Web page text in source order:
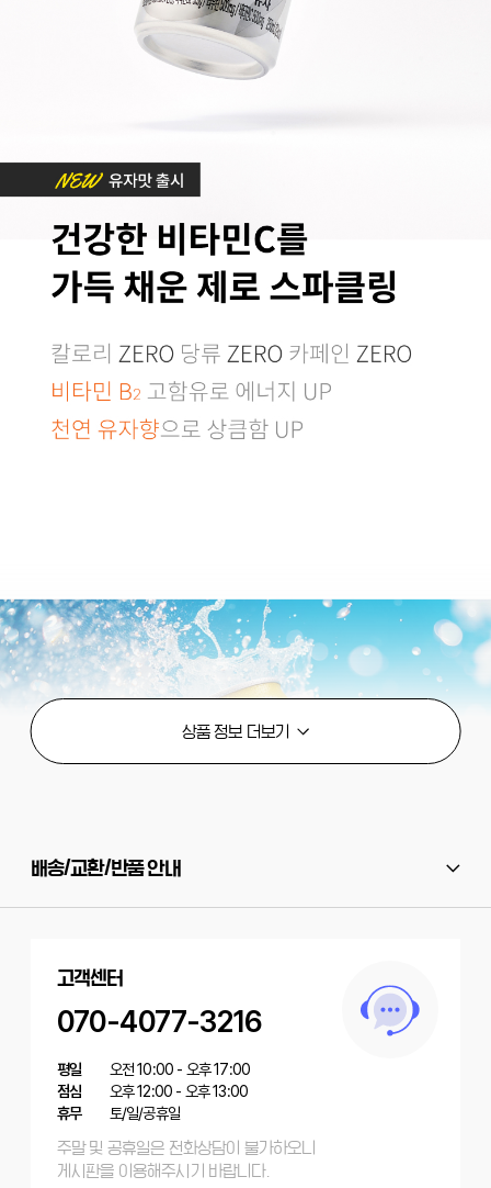
배송/교환/반품 안내
고객센터
070-4077-3216
평일
오전 10:00 - 오후 17:00
점심
오후 12:00 - 오후 13:00
휴무
토/일/공휴일
주말 및 공휴일은 전화상담이 불가하오니
게시판을 이용해주시기 바랍니다.